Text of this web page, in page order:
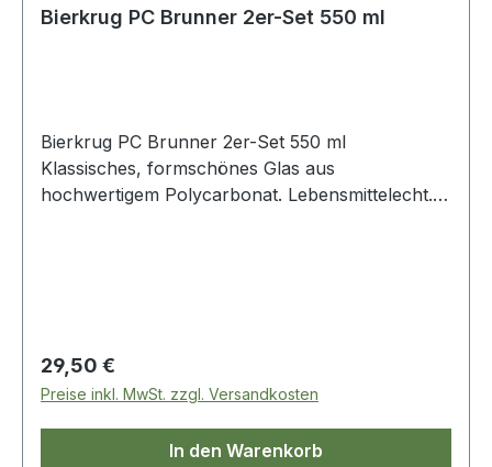
Bierkrug PC Brunner 2er-Set 550 ml
Bierkrug PC Brunner 2er-Set 550 ml
Klassisches, formschönes Glas aus
hochwertigem Polycarbonat. Lebensmittelecht.
Regulärer Preis:
29,50 €
Preise inkl. MwSt. zzgl. Versandkosten
In den Warenkorb